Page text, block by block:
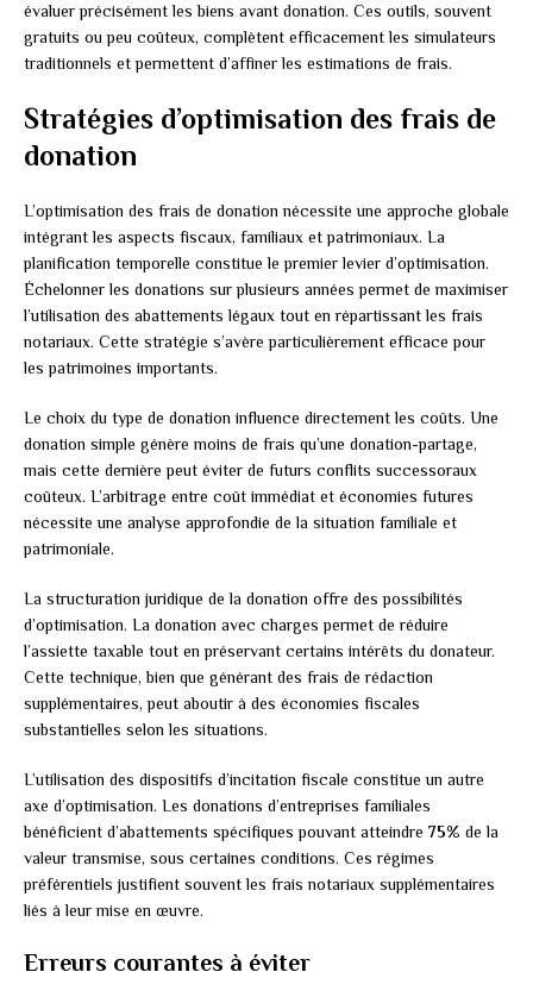
évaluer précisément les biens avant donation. Ces outils, souvent
gratuits ou peu coûteux, complètent efficacement les simulateurs
traditionnels et permettent d’affiner les estimations de frais.
Stratégies d’optimisation des frais de
donation
L’optimisation des frais de donation nécessite une approche globale
intégrant les aspects fiscaux, familiaux et patrimoniaux. La
planification temporelle constitue le premier levier d’optimisation.
Échelonner les donations sur plusieurs années permet de maximiser
l’utilisation des abattements légaux tout en répartissant les frais
notariaux. Cette stratégie s’avère particulièrement efficace pour
les patrimoines importants.
Le choix du type de donation influence directement les coûts. Une
donation simple génère moins de frais qu’une donation-partage,
mais cette dernière peut éviter de futurs conflits successoraux
coûteux. L’arbitrage entre coût immédiat et économies futures
nécessite une analyse approfondie de la situation familiale et
patrimoniale.
La structuration juridique de la donation offre des possibilités
d’optimisation. La donation avec charges permet de réduire
l’assiette taxable tout en préservant certains intérêts du donateur.
Cette technique, bien que générant des frais de rédaction
supplémentaires, peut aboutir à des économies fiscales
substantielles selon les situations.
L’utilisation des dispositifs d’incitation fiscale constitue un autre
axe d’optimisation. Les donations d’entreprises familiales
bénéficient d’abattements spécifiques pouvant atteindre 75% de la
valeur transmise, sous certaines conditions. Ces régimes
préférentiels justifient souvent les frais notariaux supplémentaires
liés à leur mise en œuvre.
Erreurs courantes à éviter